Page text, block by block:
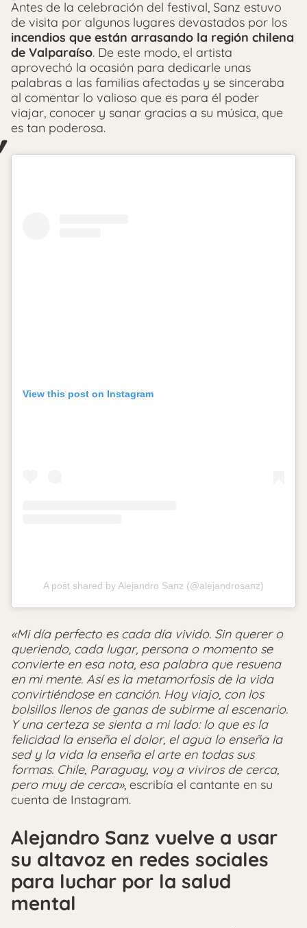
Antes de la celebración del festival, Sanz estuvo
de visita por algunos lugares devastados por los
incendios que están arrasando la región chilena
de Valparaíso. De este modo, el artista
aprovechó la ocasión para dedicarle unas
palabras a las familias afectadas y se sinceraba
al comentar lo valioso que es para él poder
viajar, conocer y sanar gracias a su música, que
es tan poderosa.
View this post on Instagram
A post shared by Alejandro Sanz (@alejandrosanz)
«Mi día perfecto es cada día vivido. Sin querer o
queriendo, cada lugar, persona o momento se
convierte en esa nota, esa palabra que resuena
en mi mente. Así es la metamorfosis de la vida
convirtiéndose en canción. Hoy viajo, con los
bolsillos llenos de ganas de subirme al escenario.
Y una certeza se sienta a mi lado: lo que es la
felicidad la enseña el dolor, el agua lo enseña la
sed y la vida la enseña el arte en todas sus
formas. Chile, Paraguay, voy a viviros de cerca,
pero muy de cerca», escribía el cantante en su
cuenta de Instagram.
Alejandro Sanz vuelve a usar
su altavoz en redes sociales
para luchar por la salud
mental